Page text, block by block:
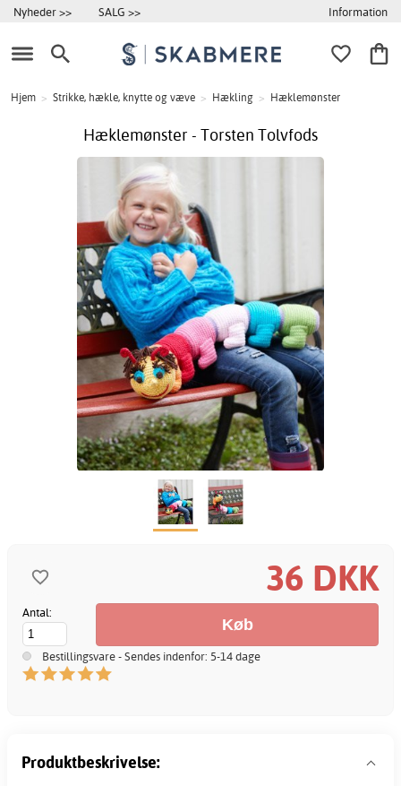
Nyheder >> SALG >> Information
Hjem > Strikke, hækle, knytte og væve > Hækling > Hæklemønster
Hæklemønster - Torsten Tolvfods
36 DKK
Antal:
Bestillingsvare - Sendes indenfor: 5-14 dage
Produktbeskrivelse: